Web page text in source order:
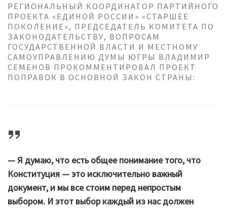
РЕГИОНАЛЬНЫЙ КООРДИНАТОР ПАРТИЙНОГО
ПРОЕКТА «ЕДИНОЙ РОССИИ» «СТАРШЕЕ
ПОКОЛЕНИЕ», ПРЕДСЕДАТЕЛЬ КОМИТЕТА ПО
ЗАКОНОДАТЕЛЬСТВУ, ВОПРОСАМ
ГОСУДАРСТВЕННОЙ ВЛАСТИ И МЕСТНОМУ
САМОУПРАВЛЕНИЮ ДУМЫ ЮГРЫ ВЛАДИМИР
СЕМЕНОВ ПРОКОММЕНТИРОВАЛ ПРОЕКТ
ПОПРАВОК В ОСНОВНОЙ ЗАКОН СТРАНЫ:
— Я думаю, что есть общее понимание того, что
Конституция — это исключительно важный
документ, и мы все стоим перед непростым
выбором. И этот выбор каждый из нас должен